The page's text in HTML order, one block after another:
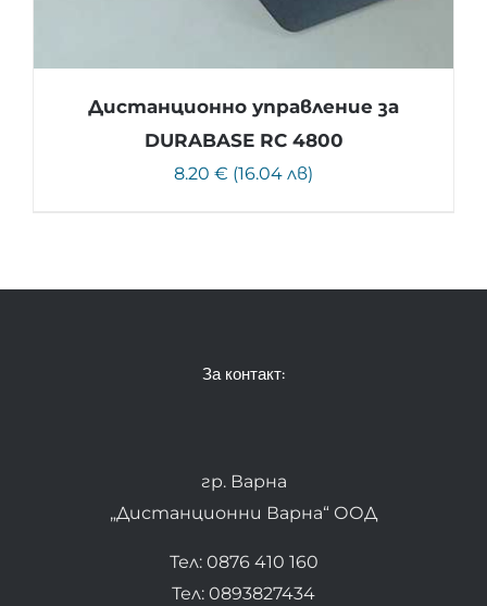
Дистанционно управление за
DURABASE RC 4800
8.20 € (16.04 лв)
За контакт:
гр. Варна
„Дистанционни Варна“ ООД
Тел: 0876 410 160
Тел: 0893827434